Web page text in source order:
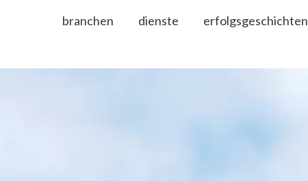
branchen dienste erfolgsgeschichten